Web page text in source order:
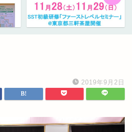
2019年9月2日